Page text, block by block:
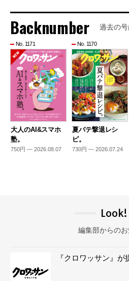
Backnumber 過去の
No. 1171
大人のAI&スマホ
塾。
750円 — 2026.08.07
No. 1170
夏バテ撃退レシ
ピ。
730円 — 2026.07.24
Look!
編集部からの
『クロワッサン』が